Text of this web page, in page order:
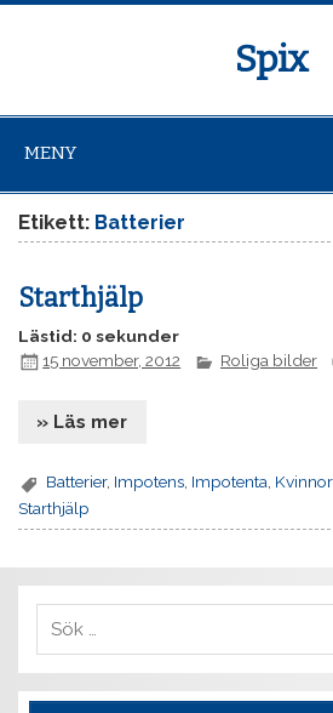
Spix
MENY
Etikett: Batterier
Starthjälp
Lästid: 0 sekunder
15 november, 2012
Roliga bilder
» Läs mer
Batterier, Impotens, Impotenta, Kvinnor,
Starthjälp